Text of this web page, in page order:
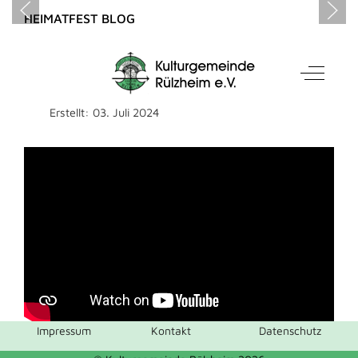
Mobile Menu Toggle Off-
HEIMATFEST BLOG
Rückblick - Feuerwerk
Highlights
Erstellt: 03. Juli 2024
Impressum Kontakt Datenschutz